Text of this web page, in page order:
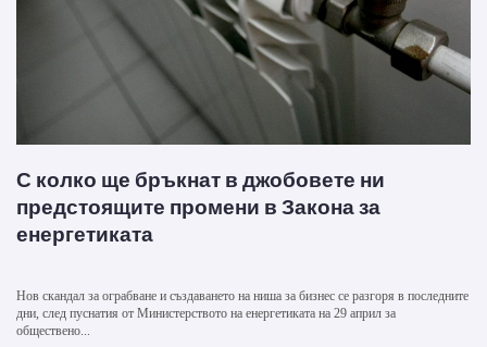
С колко ще бръкнат в джобовете ни
предстоящите промени в Закона за
енергетиката
Нов скандал за ограбване и създаването на ниша за бизнес се разгоря в последните
дни, след пуснатия от Министерството на енергетиката на 29 април за
обществено...